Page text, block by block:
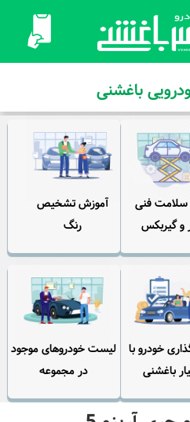
باغشنی
سلامت فنی
و گیربکس
آموزش تشخیص
رنگ
خودرو با
باغشنی
لیست خودروهای موجود
در مجموعه